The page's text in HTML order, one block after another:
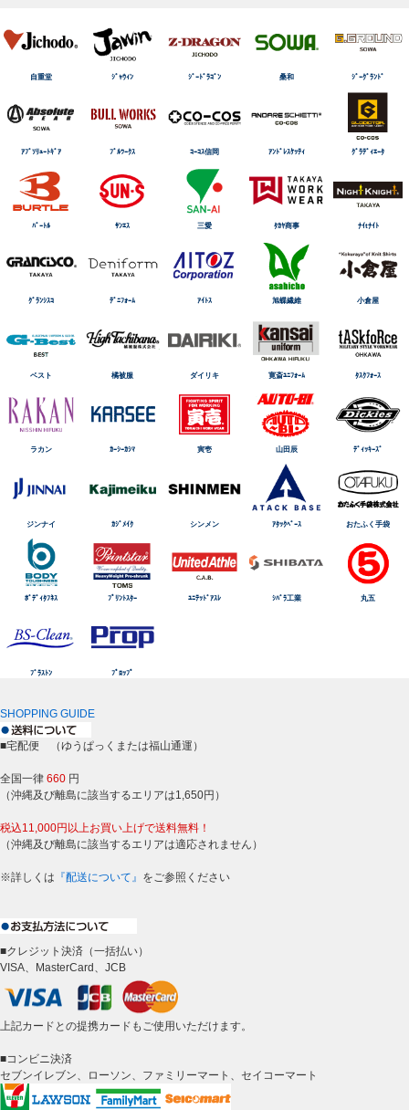
自重堂 ｼﾞｬｳｨﾝ ｼﾞｰﾄﾞﾗｺﾞﾝ 桑和 ｼﾞｰｸﾞﾗﾝﾄﾞ
ｱﾌﾞｿﾘｭｰﾄｷﾞｱ ﾌﾞﾙﾜｰｸｽ ｺｰｺｽ信岡 ｱﾝﾄﾞﾚｽｹｯﾃｨ ｸﾞﾗﾃﾞｨｴｰﾀ
ﾊﾞｰﾄﾙ ｻﾝｴｽ 三愛 ﾀｶﾔ商事 ﾅｲtﾅｲﾄ
ｸﾞﾗﾝｼｽｺ ﾃﾞﾆﾌｫｰﾑ ｱｲﾄｽ 旭蝶繊維 小倉屋
ベスト 橘被服 ダイリキ 寛斎ﾕﾆﾌｫｰﾑ ﾀｽｸﾌｫｰｽ
ラカン ｶｰｼｰｶｼﾏ 寅壱 山田辰 ﾃﾞｨｯｷｰｽﾞ
ジンナイ ｶｼﾞﾒｲｸ シンメン ｱﾀｯｸﾍﾞｰｽ おたふく手袋
ﾎﾞﾃﾞｨﾀﾌﾈｽ ﾌﾟﾘﾝﾄｽﾀｰ ﾕﾆﾃｯﾄﾞｱｽﾚ ｼﾊﾞﾗ工業 丸五
ﾌﾞﾗｽﾄﾝ ﾌﾟﾛｯﾌﾟ
SHOPPING GUIDE
■宅配便 （ゆうぱっくまたは福山通運）
全国一律 660 円
（沖縄及び離島に該当するエリアは1,650円）
税込11,000円以上お買い上げで送料無料！
（沖縄及び離島に該当するエリアは適応されません）
※詳しくは 『配送について』 をご参照ください
■クレジット決済（一括払い）
VISA、MasterCard、JCB
上記カードとの提携カードもご使用いただけます。
■コンビニ決済
セブンイレブン、ローソン、ファミリーマート、セイコーマート